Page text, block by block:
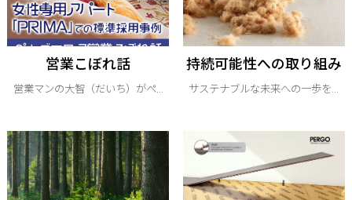
営業こぼれ話
営業マンの大智（だいち）がぺ...
持続可能性への取り組み
サステナブルな未来への一歩を...